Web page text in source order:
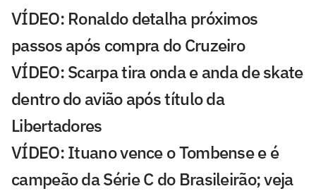
VÍDEO: Ronaldo detalha próximos
passos após compra do Cruzeiro
VÍDEO: Scarpa tira onda e anda de skate
dentro do avião após título da
Libertadores
VÍDEO: Ituano vence o Tombense e é
campeão da Série C do Brasileirão; veja